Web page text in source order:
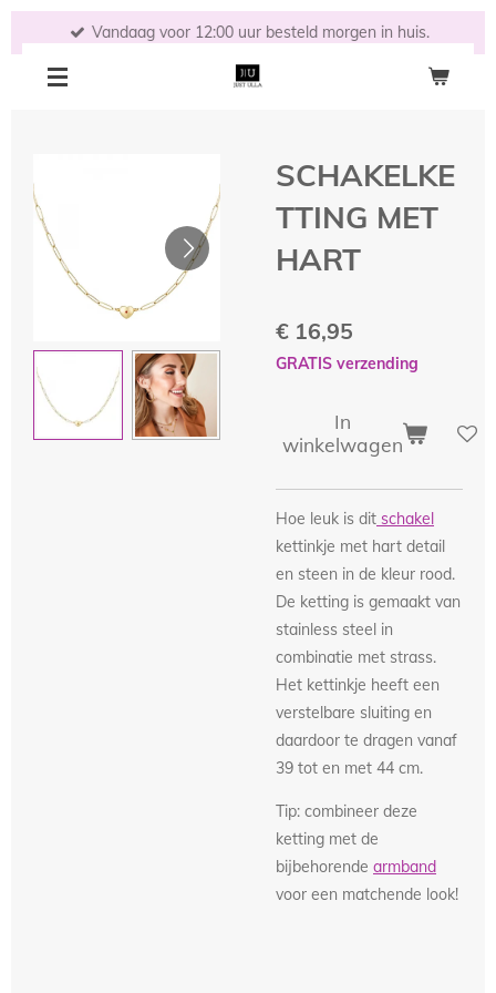
direct
Vandaag voor 12:00 uur besteld morgen in huis.
SCHAKELKE
TTING MET
HART
€ 16,95
GRATIS verzending
In
winkelwagen
Hoe leuk is dit schakel
kettinkje met hart detail
en steen in de kleur rood.
De ketting is gemaakt van
stainless steel in
combinatie met strass.
Het kettinkje heeft een
verstelbare sluiting en
daardoor te dragen vanaf
39 tot en met 44 cm.
Tip: combineer deze
ketting met de
bijbehorende armband
voor een matchende look!